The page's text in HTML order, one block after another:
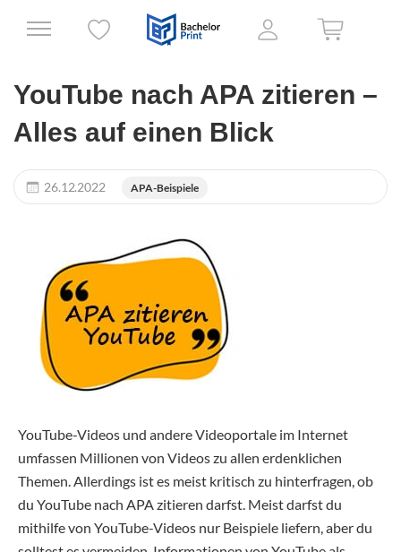
YouTube nach APA zitieren –
Alles auf einen Blick
26.12.2022 APA-Beispiele
YouTube-Videos und andere Videoportale im Internet
umfassen Millionen von Videos zu allen erdenklichen
Themen. Allerdings ist es meist kritisch zu hinterfragen, ob
du YouTube nach APA zitieren darfst. Meist darfst du
mithilfe von YouTube-Videos nur Beispiele liefern, aber du